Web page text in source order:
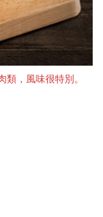
，風味很特別。